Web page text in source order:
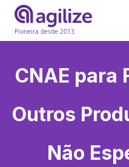
Pioneira desde 2013
CNAE para
Outros
Não